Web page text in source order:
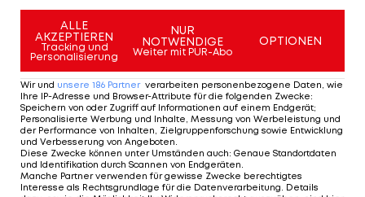
Dominik Raschner durch. Danach schlug er den
Schweizer Überraschungsmann Semyel Bissig und
im Halbfinale den Deutschen Alexander Schmid. In
einem hochklassigen Finale konnte sich der
Franzose dann gegenHenrik Kristoffersenknapp
durchsetzen.
"Es war ein gutes Rennen von mir und ich habe
gutes Skifahren gezeigt", sagte der 29-Jährige, der
ALLE
AKZEPTIEREN
Tracking und
Personalisierung
NUR
NOTWENDIGE
Weiter mit PUR-Abo
OPTIONEN
Wir und unsere 186 Partner verarbeiten personenbezogene Daten, wie
Ihre IP-Adresse und Browser-Attribute für die folgenden Zwecke:
Speichern von oder Zugriff auf Informationen auf einem Endgerät;
Personalisierte Werbung und Inhalte, Messung von Werbeleistung und
der Performance von Inhalten, Zielgruppenforschung sowie Entwicklung
und Verbesserung von Angeboten.
Diese Zwecke können unter Umständen auch: Genaue Standortdaten
und Identifikation durch Scannen von Endgeräten.
Manche Partner verwenden für gewisse Zwecke berechtigtes
Interesse als Rechtsgrundlage für die Datenverarbeitung. Details